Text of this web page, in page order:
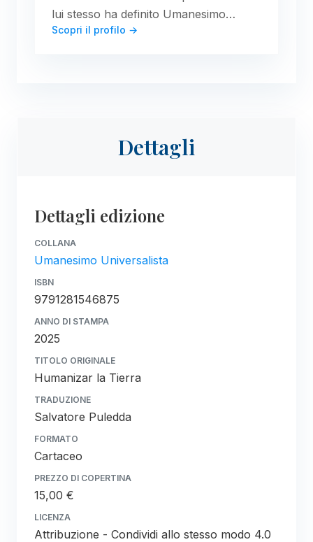
lui stesso ha definito Umanesimo…
Scopri il profilo →
Dettagli
Dettagli edizione
COLLANA
Umanesimo Universalista
ISBN
9791281546875
ANNO DI STAMPA
2025
TITOLO ORIGINALE
Humanizar la Tierra
TRADUZIONE
Salvatore Puledda
FORMATO
Cartaceo
PREZZO DI COPERTINA
15,00 €
LICENZA
Attribuzione - Condividi allo stesso modo 4.0